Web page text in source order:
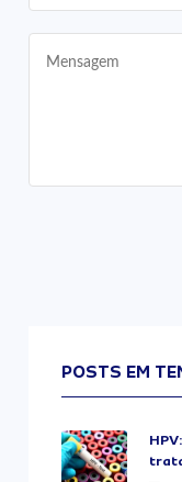
POSTS EM